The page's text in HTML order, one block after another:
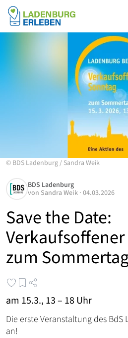
© BDS Ladenburg/ Sandra Weik
Save the Date:
zum
BDS Ladenburg
von Sandra Weik · 04.03.2026
am 15.3., 13 – 18 Uhr
Die erste Veranstaltung des
an!